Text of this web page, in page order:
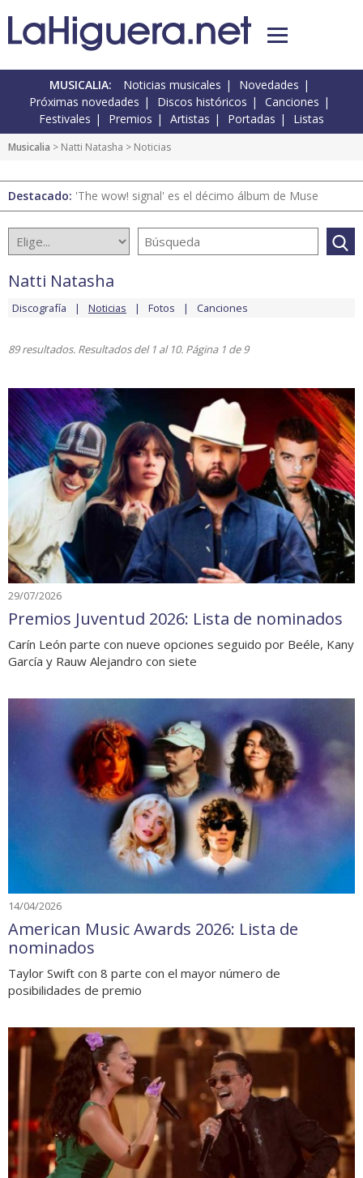
MUSICALIA: Noticias musicales
Novedades
Próximas novedades
Discos históricos
Canciones
Festivales
Premios Artistas Portadas Listas
Musicalia > Natti Natasha > Noticias
Destacado: 'The wow! signal' es el décimo álbum de Muse
Natti Natasha
Discografía Noticias Fotos Canciones
89 resultados. Resultados del 1 al 10. Página 1 de 9
29/07/2026
Premios Juventud 2026: Lista de nominados
Carín León parte con nueve opciones seguido por Beéle, Kany
García y Rauw Alejandro con siete
14/04/2026
American Music Awards 2026: Lista de
nominados
Taylor Swift con 8 parte con el mayor número de
posibilidades de premio